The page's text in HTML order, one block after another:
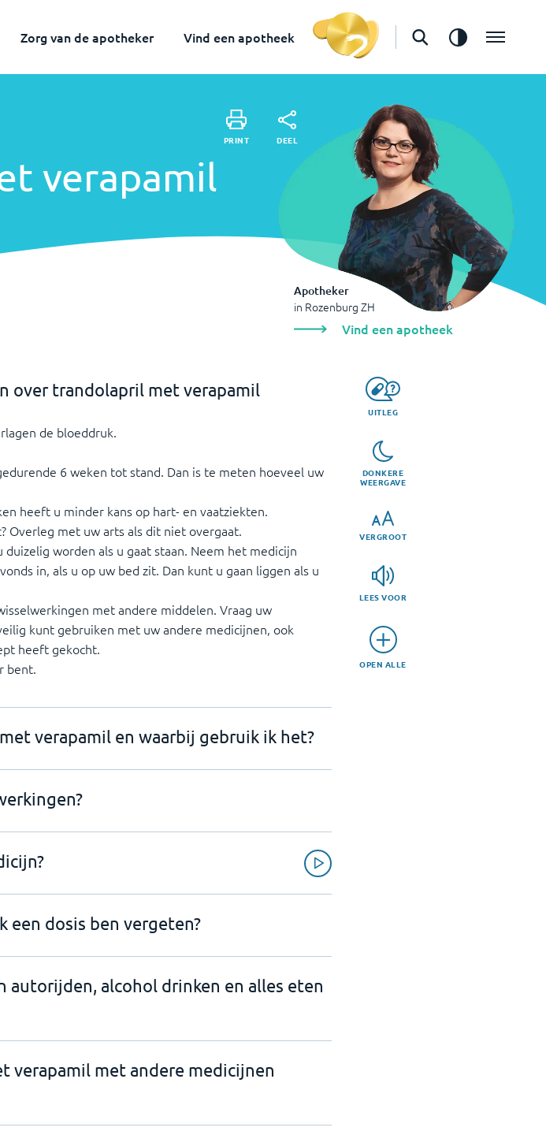
Zorg van de apotheker Vind een apotheek
Rozenburg ZH
Vind een apotheek
verapamil
PRINT DEEL
Apotheker
in Rozenburg ZH
Vind een apotheek
UITLEG
DONKERE
WEERGAVE
VERGROOT
LEES VOOR
OPEN ALLE
over trandolapril met verapamil
de bloeddruk.
6 weken tot stand. Dan is te meten hoeveel uw
heeft u minder kans op hart- en vaatziekten.
Overleg met uw arts als dit niet overgaat.
worden als u gaat staan. Neem het medicijn
in, als u op uw bed zit. Dan kunt u gaan liggen als u
met andere middelen. Vraag uw
kunt gebruiken met uw andere medicijnen, ook
heeft gekocht.
bent.
verapamil en waarbij gebruik ik het?
een dosis ben vergeten?
autorijden, alcohol drinken en alles eten
verapamil met andere medicijnen